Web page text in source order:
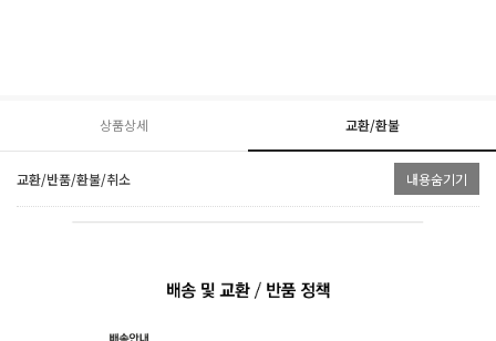
상품상세 교환/환불
교환/반품/환불/취소 내용숨기기